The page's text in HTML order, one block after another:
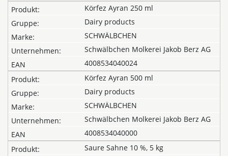
Körfez Ayran 250 ml
Dairy products
SCHWÄLBCHEN
Schwälbchen Molkerei Jakob Berz AG
4008534040024
Körfez Ayran 500 ml
Dairy products
SCHWÄLBCHEN
Schwälbchen Molkerei Jakob Berz AG
4008534040000
Saure Sahne 10 %, 5 kg